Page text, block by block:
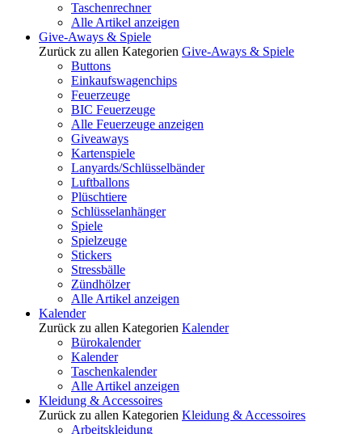
Taschenrechner
Alle Artikel anzeigen
Give-Aways & Spiele
Zurück zu allen Kategorien Give-Aways & Spiele
Buttons
Einkaufswagenchips
Feuerzeuge
BIC Feuerzeuge
Alle Feuerzeuge anzeigen
Giveaways
Kartenspiele
Lanyards/Schlüsselbänder
Luftballons
Plüschtiere
Schlüsselanhänger
Spiele
Spielzeuge
Stickers
Stressbälle
Zündhölzer
Alle Artikel anzeigen
Kalender
Zurück zu allen Kategorien Kalender
Bürokalender
Kalender
Taschenkalender
Alle Artikel anzeigen
Kleidung & Accessoires
Zurück zu allen Kategorien Kleidung & Accessoires
Arbeitskleidung